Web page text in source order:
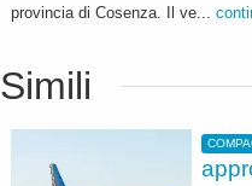
provincia di Cosenza. Il ve...
Simili